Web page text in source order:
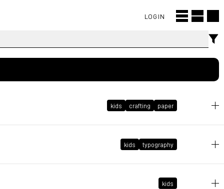
LOGIN
kids crafting paper
kids typography
kids